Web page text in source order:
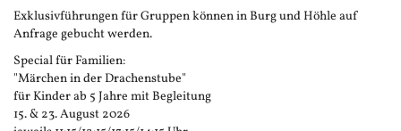
Exklusivführungen für Gruppen können in Burg und Höhle auf
Anfrage gebucht werden.
Special für Familien:
"Märchen in der Drachenstube"
für Kinder ab 5 Jahre mit Begleitung
15. & 23. August 2026